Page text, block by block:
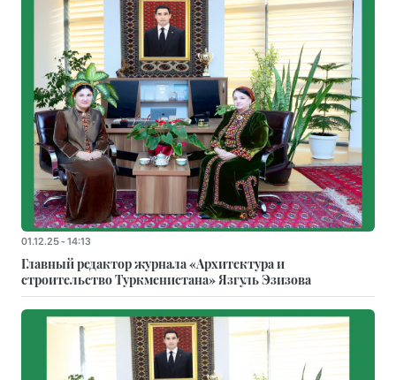
01.12.25 - 14:13
Главный редактор журнала «Архитектура и
строительство Туркменистана» Язгуль Эзизова